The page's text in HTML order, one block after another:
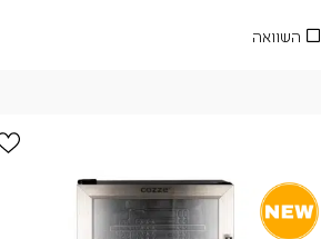
השוואה